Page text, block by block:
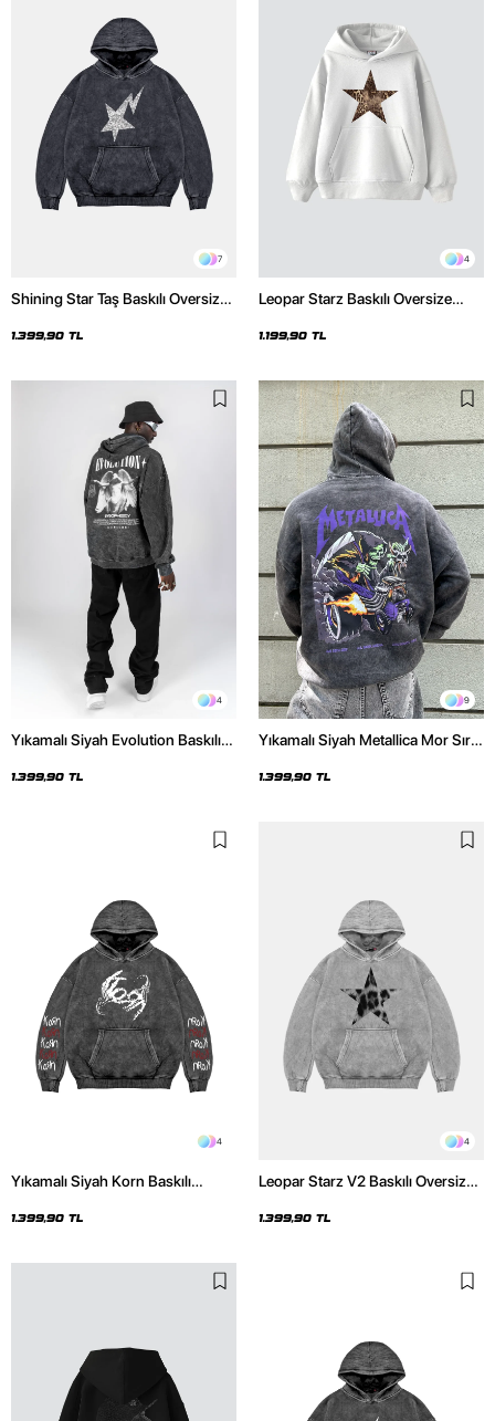
7
Shining Star Taş Baskılı Oversize
Hoodie
1.399,90 TL
4
Leopar Starz Baskılı Oversize
1.199,90 TL
4
Yıkamalı Siyah Evolution Baskılı
Hoodie
1.399,90 TL
9
Yıkamalı Siyah Metallica Mor Sırt
Hoodie
1.399,90 TL
4
Yıkamalı Siyah Korn Baskılı
1.399,90 TL
4
Leopar Starz V2 Baskılı Oversize
Hoodie
1.399,90 TL